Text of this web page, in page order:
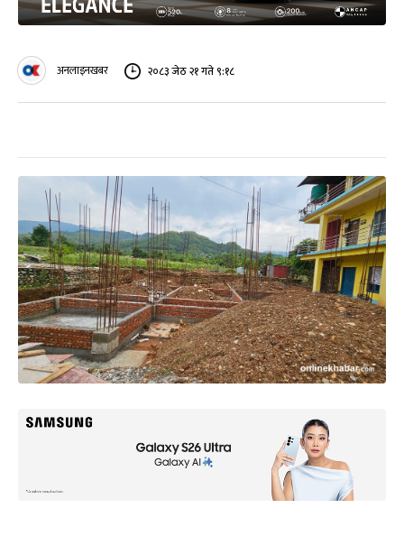
अनलाइनखबर २०८३ जेठ २१ गते ९:१८